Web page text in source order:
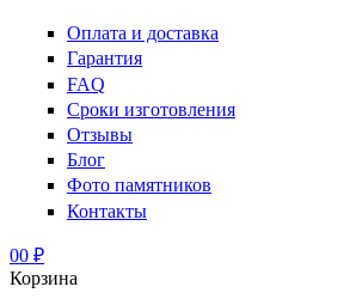
Оплата и доставка
Гарантия
FAQ
Сроки изготовления
Отзывы
Блог
Фото памятников
Контакты
00 ₽
Корзина